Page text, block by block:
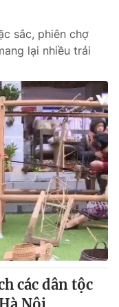
sắc, phiên chợ
lại nhiều trải
các dân tộc